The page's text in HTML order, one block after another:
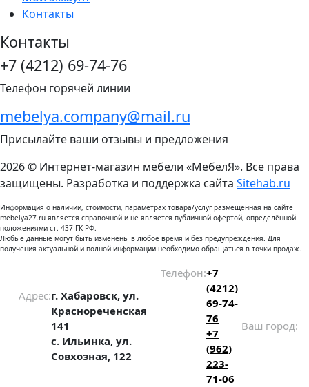
Контакты
Контакты
+7 (4212) 69-74-76
Телефон горячей линии
mebelya.company@mail.ru
Присылайте ваши отзывы и предложения
2026 © Интернет-магазин мебели «МебелЯ». Все права
защищены. Разработка и поддержка сайта Sitehab.ru
Информация о наличии, стоимости, параметрах товара/услуг размещённая на сайте
mebelya27.ru является справочной и не является публичной офертой, определённой
положениями ст. 437 ГК РФ.
Любые данные могут быть изменены в любое время и без предупреждения. Для
получения актуальной и полной информации необходимо обращаться в точки продаж.
Адрес:г. Хабаровск, ул.
Краснореченская
141
с. Ильинка, ул.
Совхозная, 122
Телефон:+7
(4212)
69-74-
76
+7
(962)
223-
71-06
Ваш город: